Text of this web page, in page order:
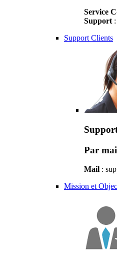
Service
Support
Support Clients
Par
Mail :
Mission et